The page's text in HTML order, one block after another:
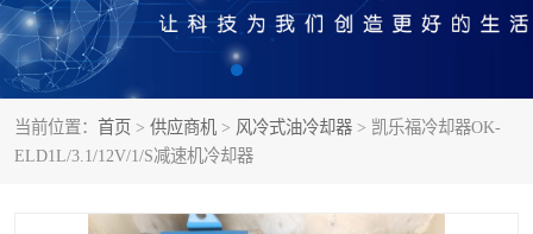
当前位置： 首页 > 供应商机 > 风冷式油冷却器 > 凯乐福冷却器OK-
ELD1L/3.1/12V/1/S减速机冷却器
风冷式油冷却器 叶片泵
液压马达
柱塞泵 方向阀